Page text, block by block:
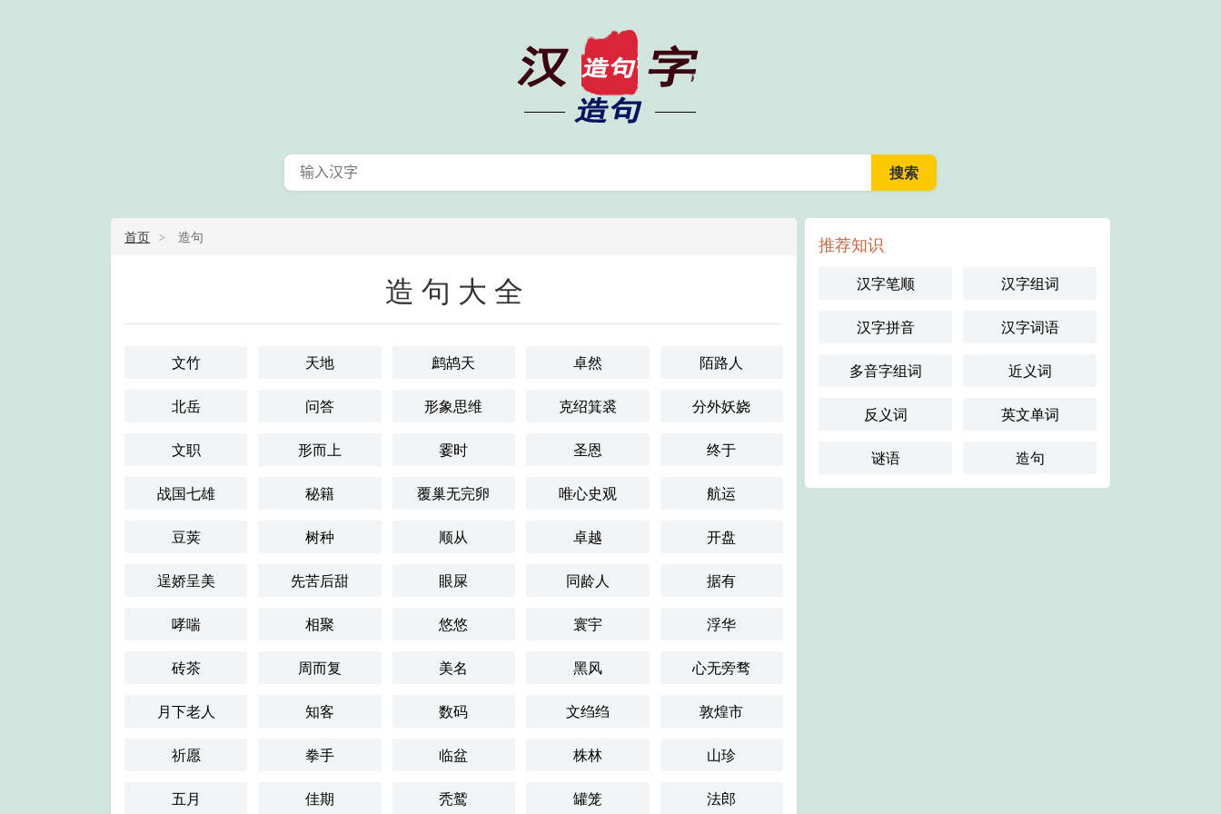
首页 造句
造句大全
文竹 天地 鹧鸪天 卓然 陌路人
北岳 问答 形象思维 克绍箕裘 分外妖娆
文职 形而上 霎时 圣恩 终于
战国七雄 秘籍 覆巢无完卵 唯心史观 航运
豆荚 树种 顺从 卓越 开盘
逞娇呈美 先苦后甜 眼屎 同龄人 据有
哮喘 相聚 悠悠 寰宇 浮华
砖茶 周而复 美名 黑风 心无旁骛
月下老人 知客 数码 文绉绉 敦煌市
祈愿 拳手 临盆 株林 山珍
五月 佳期 秃鹫 罐笼 法郎
推荐知识
汉字笔顺 汉字组词
汉字拼音 汉字词语
多音字组词 近义词
反义词 英文单词
谜语 造句